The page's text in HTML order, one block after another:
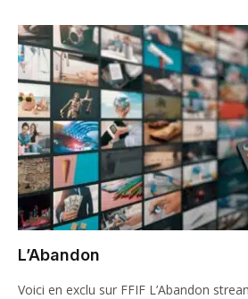
L’Abandon
Voici en exclu sur FFIF L’Abandon